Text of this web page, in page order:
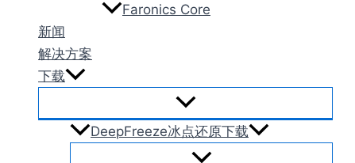
Faronics Core
新闻
解决方案
下载
DeepFreeze冰点还原下载